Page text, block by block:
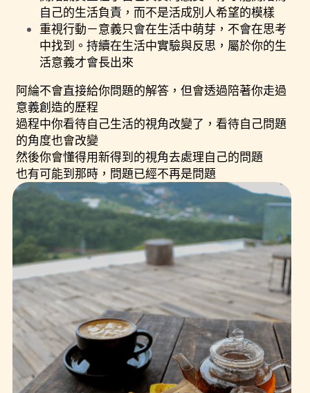
自己的生活負責，而不是活成別人希望的模樣
重視行動－意義只會在生活中萌芽，不會在思考
中找到。持續在生活中實驗與反思，屬於你的生
活意義才會長出來
阿綸不會直接給你問題的解答，但會透過陪著你走過
意義創造的歷程
過程中你看待自己生活的視角改變了，看待自己問題
的角度也會改變
然後你會懂得用新得到的視角去處理自己的問題
也有可能到那時，問題已經不再是問題